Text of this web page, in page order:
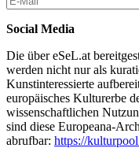
Social Media
Die über eSeL.at
werden nicht nur als
Kunstinteressierte
europäisches Kulturerbe
wissenschaftlichen
sind diese Europeana-
abrufbar: https://